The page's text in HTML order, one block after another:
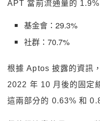
APT 當前流通量的 1.9%
基金會：29.3%
社群：70.7%
根據 Aptos 披露的資訊
2022 年 10 月後的固定
這兩部分的 0.63% 和